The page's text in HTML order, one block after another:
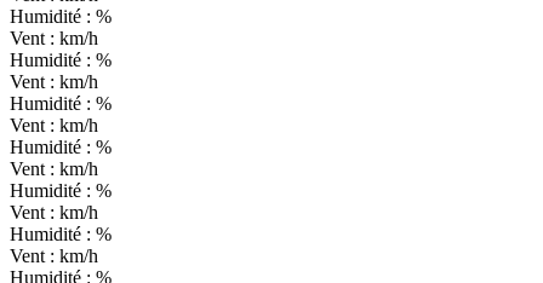
Humidité : %
Vent : km/h
Humidité : %
Vent : km/h
Humidité : %
Vent : km/h
Humidité : %
Vent : km/h
Humidité : %
Vent : km/h
Humidité : %
Vent : km/h
Humidité : %